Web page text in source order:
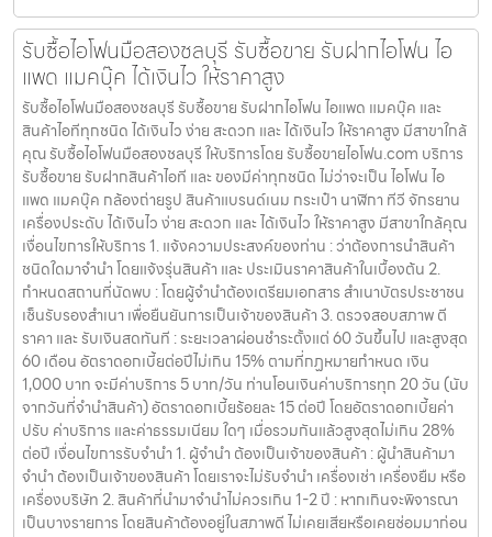
รับซื้อไอโฟนมือสองชลบุรี รับซื้อขาย รับฝากไอโฟน ไอ
แพด แมคบุ๊ค ได้เงินไว ให้ราคาสูง
รับซื้อไอโฟนมือสองชลบุรี รับซื้อขาย รับฝากไอโฟน ไอแพด แมคบุ๊ค และ
สินค้าไอทีทุกชนิด ได้เงินไว ง่าย สะดวก และ ได้เงินไว ให้ราคาสูง มีสาขาใกล้
คุณ รับซื้อไอโฟนมือสองชลบุรี ให้บริการโดย รับซื้อขายไอโฟน.com บริการ
รับซื้อขาย รับฝากสินค้าไอที และ ของมีค่าทุกชนิด ไม่ว่าจะเป็น ไอโฟน ไอ
แพด แมคบุ๊ค กล้องถ่ายรูป สินค้าแบรนด์เนม กระเป๋า นาฬิกา ทีวี จักรยาน
เครื่องประดับ ได้เงินไว ง่าย สะดวก และ ได้เงินไว ให้ราคาสูง มีสาขาใกล้คุณ
เงื่อนไขการให้บริการ 1. แจ้งความประสงค์ของท่าน : ว่าต้องการนำสินค้า
ชนิดใดมาจำนำ โดยแจ้งรุ่นสินค้า และ ประเมินราคาสินค้าในเบื้องต้น 2.
กำหนดสถานที่นัดพบ : โดยผู้จำนำต้องเตรียมเอกสาร สำเนาบัตรประชาชน
เซ็นรับรองสำเนา เพื่อยืนยันการเป็นเจ้าของสินค้า 3. ตรวจสอบสภาพ ตี
ราคา และ รับเงินสดทันที : ระยะเวลาผ่อนชำระตั้งแต่ 60 วันขึ้นไป และสูงสุด
60 เดือน อัตราดอกเบี้ยต่อปีไม่เกิน 15% ตามที่กฏหมายกำหนด เงิน
1,000 บาท จะมีค่าบริการ 5 บาท/วัน ท่านโอนเงินค่าบริการทุก 20 วัน (นับ
จากวันที่จำนำสินค้า) อัตราดอกเบี้ยร้อยละ 15 ต่อปี โดยอัตราดอกเบี้ยค่า
ปรับ ค่าบริการ และค่าธรรมเนียม ใดๆ เมื่อรวมกันแล้วสูงสุดไม่เกิน 28%
ต่อปี เงื่อนไขการรับจำนำ 1. ผู้จำนำ ต้องเป็นเจ้าของสินค้า : ผู้นำสินค้ามา
จำนำ ต้องเป็นเจ้าของสินค้า โดยเราจะไม่รับจำนำ เครื่องเช่า เครื่องยืม หรือ
เครื่องบริษัท 2. สินค้าที่นำมาจำนำไม่ควรเกิน 1-2 ปี : หากเกินจะพิจารณา
เป็นบางรายการ โดยสินค้าต้องอยู่ในสภาพดี ไม่เคยเสียหรือเคยซ่อมมาก่อน